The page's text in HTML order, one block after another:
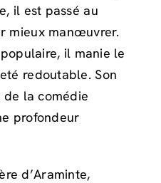
il est passé au
mieux manœuvrer.
il manie le
redoutable. Son
la comédie
profondeur
d’Araminte,